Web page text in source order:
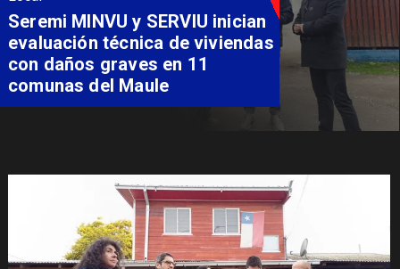
Fondo Orasmi entrega apoyo a
familia de Romeral para
costear alimentación
especializada de niño con
Síndrome de Intestino Corto